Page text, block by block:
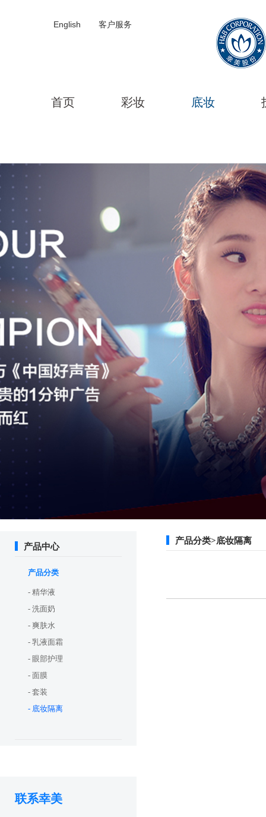
English 客户服务
首页 彩妆 底妆
产品中心
产品分类
- 精华液
- 洗面奶
- 爽肤水
- 乳液面霜
- 眼部护理
- 面膜
- 套装
- 底妆隔离
联系幸美
产品分类>底妆隔离